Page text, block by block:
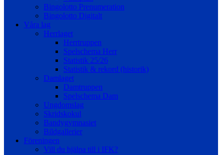
Bingolotto Prenumeration
Bingolotto Digitalt
Våra lag
Herrlaget
Herrtruppen
Spelschema Herr
Statistik 25/26
Statistik & rekord (historik)
Damlaget
Damtruppen
Spelschema Dam
Ungdomslag
Skridskokul
Bandygymnasiet
Bildgallerier
Föreningen
Vill du hjälpa till i IFK?